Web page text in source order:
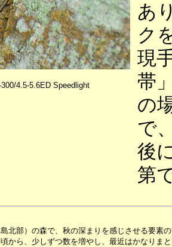
4.5-5.6ED Speedlight
あ
ク
現
帯
の
で
後
第
北部）の森で、秋の深まりを感じさせる要素
から、少しずつ数を増やし、最近はかなりま